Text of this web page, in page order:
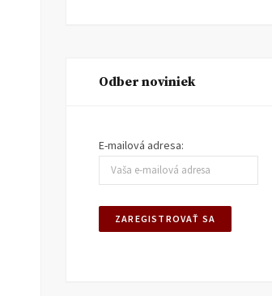
Odber noviniek
E-mailová adresa: